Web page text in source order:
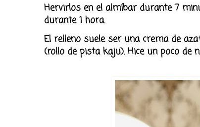
Hervirlos en el almíbar durante 7
durante 1 hora.
El relleno suele ser una crema de
(rollo de pista kaju). Hice un poco de